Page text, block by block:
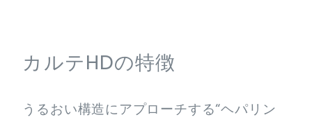
カルテHDの特徴
うるおい構造にアプローチする“ヘパリン